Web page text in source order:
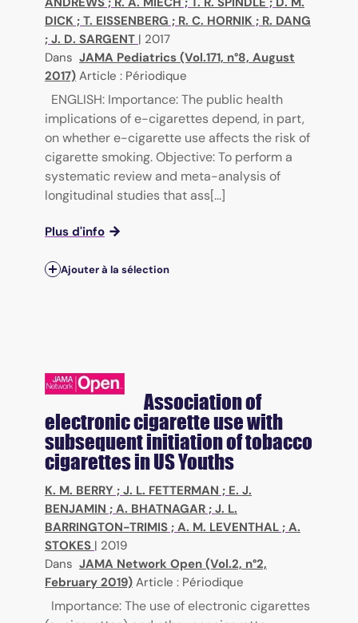
DICK ; T. EISSENBERG ; R. C. HORNIK ; R. DANG
; J. D. SARGENT | 2017
Dans JAMA Pediatrics (Vol.171, n°8, August
2017) Article : Périodique
ENGLISH: Importance: The public health
implications of e-cigarettes depend, in part,
on whether e-cigarette use affects the risk of
cigarette smoking. Objective: To perform a
systematic review and meta-analysis of
longitudinal studies that ass[...]
Plus d'info
Ajouter à la sélection
Association of
electronic cigarette use with
subsequent initiation of tobacco
cigarettes in US Youths
K. M. BERRY ; J. L. FETTERMAN ; E. J.
BENJAMIN ; A. BHATNAGAR ; J. L.
BARRINGTON-TRIMIS ; A. M. LEVENTHAL ; A.
STOKES | 2019
Dans JAMA Network Open (Vol.2, n°2,
February 2019) Article : Périodique
Importance: The use of electronic cigarettes